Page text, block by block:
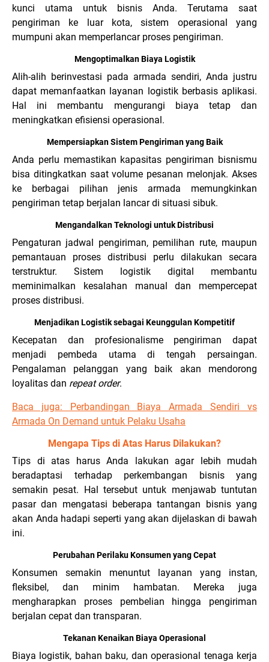
kunci utama untuk bisnis Anda. Terutama saat
pengiriman ke luar kota, sistem operasional yang
mumpuni akan memperlancar proses pengiriman.
Mengoptimalkan Biaya Logistik
Alih-alih berinvestasi pada armada sendiri, Anda justru
dapat memanfaatkan layanan logistik berbasis aplikasi.
Hal ini membantu mengurangi biaya tetap dan
meningkatkan efisiensi operasional.
Mempersiapkan Sistem Pengiriman yang Baik
Anda perlu memastikan kapasitas pengiriman bisnismu
bisa ditingkatkan saat volume pesanan melonjak. Akses
ke berbagai pilihan jenis armada memungkinkan
pengiriman tetap berjalan lancar di situasi sibuk.
Mengandalkan Teknologi untuk Distribusi
Pengaturan jadwal pengiriman, pemilihan rute, maupun
pemantauan proses distribusi perlu dilakukan secara
terstruktur. Sistem logistik digital membantu
meminimalkan kesalahan manual dan mempercepat
proses distribusi.
Menjadikan Logistik sebagai Keunggulan Kompetitif
Kecepatan dan profesionalisme pengiriman dapat
menjadi pembeda utama di tengah persaingan.
Pengalaman pelanggan yang baik akan mendorong
loyalitas dan repeat order.
Baca juga: Perbandingan Biaya Armada Sendiri vs
Armada On Demand untuk Pelaku Usaha
Mengapa Tips di Atas Harus Dilakukan?
Tips di atas harus Anda lakukan agar lebih mudah
beradaptasi terhadap perkembangan bisnis yang
semakin pesat. Hal tersebut untuk menjawab tuntutan
pasar dan mengatasi beberapa tantangan bisnis yang
akan Anda hadapi seperti yang akan dijelaskan di bawah
ini.
Perubahan Perilaku Konsumen yang Cepat
Konsumen semakin menuntut layanan yang instan,
fleksibel, dan minim hambatan. Mereka juga
mengharapkan proses pembelian hingga pengiriman
berjalan cepat dan transparan.
Tekanan Kenaikan Biaya Operasional
Biaya logistik, bahan baku, dan operasional tenaga kerja